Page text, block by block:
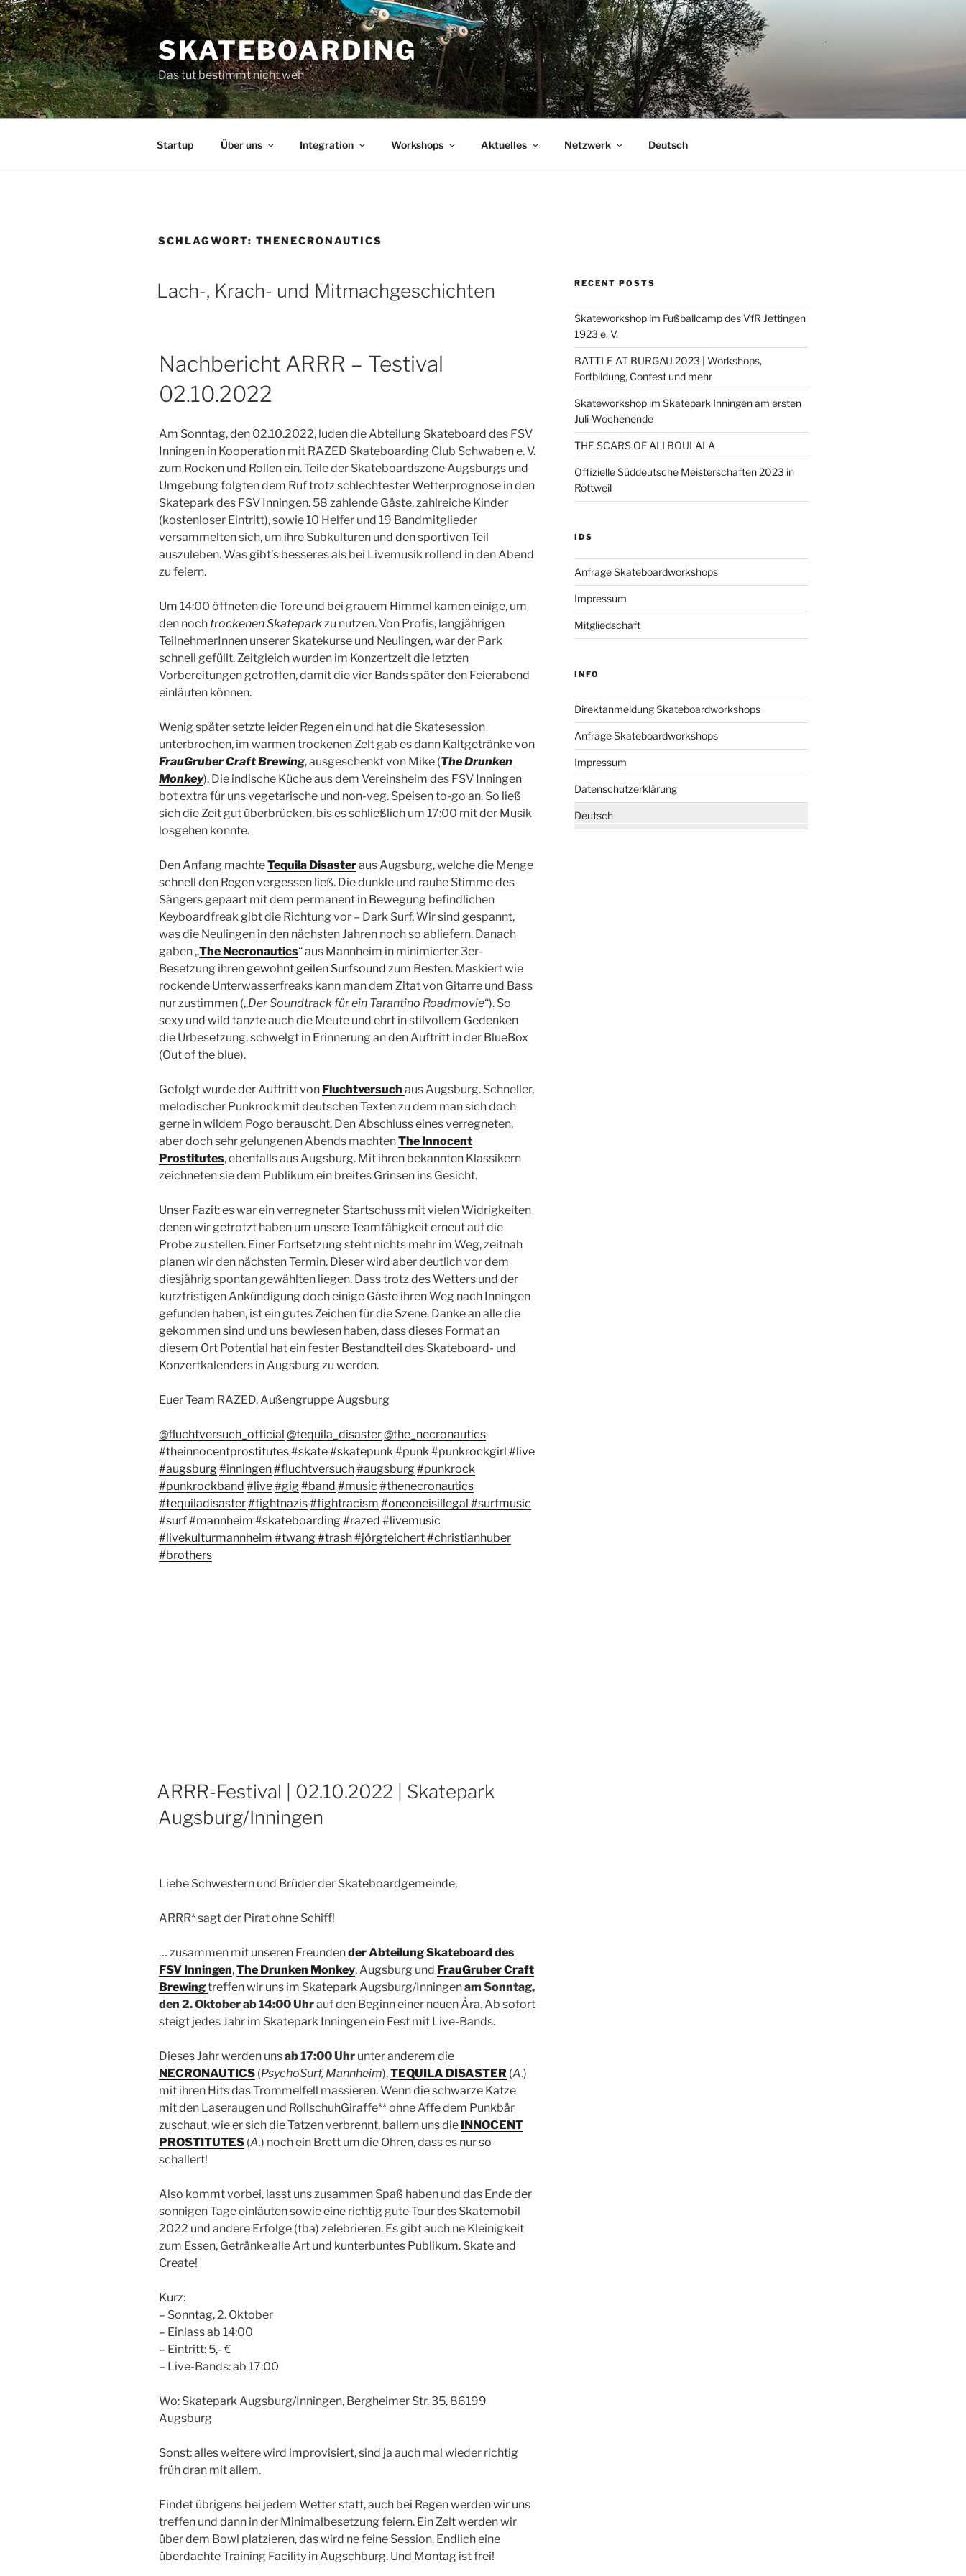
Zum
Inhalt
springen
SKATEBOARDING
Das tut bestimmt nicht weh
Startup Über uns Integration Workshops Aktuelles Netzwerk Deutsch
SCHLAGWORT: THENECRONAUTICS
Lach-, Krach- und Mitmachgeschichten
Nachbericht ARRR – Testival
02.10.2022
Am Sonntag, den 02.10.2022, luden die Abteilung Skateboard des FSV
Inningen in Kooperation mit RAZED Skateboarding Club Schwaben e. V.
zum Rocken und Rollen ein. Teile der Skateboardszene Augsburgs und
Umgebung folgten dem Ruf trotz schlechtester Wetterprognose in den
Skatepark des FSV Inningen. 58 zahlende Gäste, zahlreiche Kinder
(kostenloser Eintritt), sowie 10 Helfer und 19 Bandmitglieder
versammelten sich, um ihre Subkulturen und den sportiven Teil
auszuleben. Was gibt’s besseres als bei Livemusik rollend in den Abend
zu feiern.
Um 14:00 öffneten die Tore und bei grauem Himmel kamen einige, um
den noch trockenen Skateparkzu nutzen. Von Profis, langjährigen
TeilnehmerInnen unserer Skatekurse und Neulingen, war der Park
schnell gefüllt. Zeitgleich wurden im Konzertzelt die letzten
Vorbereitungen getroffen, damit die vier Bands später den Feierabend
einläuten können.
Wenig später setzte leider Regen ein und hat die Skatesession
unterbrochen, im warmen trockenen Zelt gab es dann Kaltgetränke von
FrauGruber Craft Brewing, ausgeschenkt von Mike (The Drunken
Monkey). Die indische Küche aus dem Vereinsheim des FSV Inningen
bot extra für uns vegetarische und non-veg. Speisen to-go an. So ließ
sich die Zeit gut überbrücken, bis es schließlich um 17:00 mit der Musik
losgehen konnte.
Den Anfang machteTequila Disasteraus Augsburg, welche die Menge
schnell den Regen vergessen ließ. Die dunkle und rauhe Stimme des
Sängers gepaart mit dem permanent in Bewegung befindlichen
Keyboardfreak gibt die Richtung vor – Dark Surf. Wir sind gespannt,
was die Neulingen in den nächsten Jahren noch so abliefern. Danach
gaben „The Necronautics“ aus Mannheim in minimierter 3er-
Besetzung ihren gewohnt geilen Surfsound zum Besten. Maskiert wie
rockende Unterwasserfreaks kann man dem Zitat von Gitarre und Bass
nur zustimmen („Der Soundtrack für ein Tarantino Roadmovie“). So
sexy und wild tanzte auch die Meute und ehrt in stilvollem Gedenken
die Urbesetzung, schwelgt in Erinnerung an den Auftritt in der BlueBox
(Out of the blue).
Gefolgt wurde der Auftritt von Fluchtversuch aus Augsburg. Schneller,
melodischer Punkrock mit deutschen Texten zu dem man sich doch
gerne in wildem Pogo berauscht. Den Abschluss eines verregneten,
aber doch sehr gelungenen Abends machtenThe Innocent
Prostitutes, ebenfalls aus Augsburg. Mit ihren bekannten Klassikern
zeichneten sie dem Publikum ein breites Grinsen ins Gesicht.
Unser Fazit: es war ein verregneter Startschuss mit vielen Widrigkeiten
denen wir getrotzt haben um unsere Teamfähigkeit erneut auf die
Probe zu stellen. Einer Fortsetzung steht nichts mehr im Weg, zeitnah
planen wir den nächsten Termin. Dieser wird aber deutlich vor dem
diesjährig spontan gewählten liegen. Dass trotz des Wetters und der
kurzfristigen Ankündigung doch einige Gäste ihren Weg nach Inningen
gefunden haben, ist ein gutes Zeichen für die Szene. Danke an alle die
gekommen sind und uns bewiesen haben, dass dieses Format an
diesem Ort Potential hat ein fester Bestandteil des Skateboard- und
Konzertkalenders in Augsburg zu werden.
Euer Team RAZED, Außengruppe Augsburg
@fluchtversuch_official @tequila_disaster@the_necronautics
#theinnocentprostitutes#skate#skatepunk #punk #punkrockgirl #live
#augsburg#inningen#fluchtversuch#augsburg#punkrock
#punkrockband #live#gig#band #music #thenecronautics
#tequiladisaster#fightnazis#fightracism #oneoneisillegal #surfmusic
#surf#mannheim #skateboarding#razed #livemusic
#livekulturmannheim #twang#trash#jörgteichert#christianhuber
#brothers
ARRR-Festival | 02.10.2022 | Skatepark
Augsburg/Inningen
Liebe Schwestern und Brüder der Skateboardgemeinde,
ARRR* sagt der Pirat ohne Schiff!
… zusammen mit unseren Freundender Abteilung Skateboard des
FSV Inningen,The Drunken Monkey, Augsburg und FrauGruber Craft
Brewingtreffen wir uns im Skatepark Augsburg/Inningenam Sonntag,
den 2. Oktober ab 14:00 Uhrauf den Beginn einer neuen Ära. Ab sofort
steigt jedes Jahr im Skatepark Inningen ein Fest mit Live-Bands.
Dieses Jahr werden unsab 17:00 Uhrunter anderem die
NECRONAUTICS(PsychoSurf, Mannheim),TEQUILA DISASTER(A.)
mit ihren Hits das Trommelfell massieren. Wenn die schwarze Katze
mit den Laseraugen und RollschuhGiraffe** ohne Affe dem Punkbär
zuschaut, wie er sich die Tatzen verbrennt, ballern uns die INNOCENT
PROSTITUTES(A.) noch ein Brett um die Ohren, dass es nur so
schallert!
Also kommt vorbei, lasst uns zusammen Spaß haben und das Ende der
sonnigen Tage einläuten sowie eine richtig gute Tour des Skatemobil
2022 und andere Erfolge (tba) zelebrieren. Es gibt auch ne Kleinigkeit
zum Essen, Getränke alle Art und kunterbuntes Publikum. Skate and
Create!
Kurz:
– Sonntag, 2. Oktober
– Einlass ab 14:00
– Eintritt: 5,- €
– Live-Bands: ab 17:00
Wo: Skatepark Augsburg/Inningen, Bergheimer Str. 35, 86199
Augsburg
Sonst: alles weitere wird improvisiert, sind ja auch mal wieder richtig
früh dran mit allem.
Findet übrigens bei jedem Wetter statt, auch bei Regen werden wir uns
treffen und dann in der Minimalbesetzung feiern. Ein Zelt werden wir
über dem Bowl platzieren, das wird ne feine Session. Endlich eine
überdachte Training Facility in Augschburg. Und Montag ist frei!
RECENT POSTS
Skateworkshop im Fußballcamp des VfR Jettingen
1923 e. V.
BATTLE AT BURGAU 2023 | Workshops,
Fortbildung, Contest und mehr
Skateworkshop im Skatepark Inningen am ersten
Juli-Wochenende
THE SCARS OF ALI BOULALA
Offizielle Süddeutsche Meisterschaften 2023 in
Rottweil
IDS
Anfrage Skateboardworkshops
Impressum
Mitgliedschaft
INFO
Direktanmeldung Skateboardworkshops
Anfrage Skateboardworkshops
Impressum
Datenschutzerklärung
Deutsch